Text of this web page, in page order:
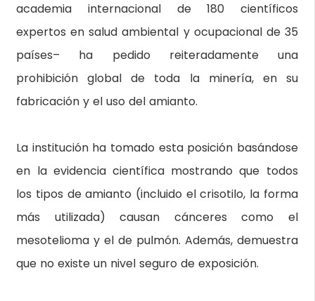
academia internacional de 180 científicos
expertos en salud ambiental y ocupacional de 35
países– ha pedido reiteradamente una
prohibición global de toda la minería, en su
fabricación y el uso del amianto.
La institución ha tomado esta posición basándose
en la evidencia científica mostrando que todos
los tipos de amianto (incluido el crisotilo, la forma
más utilizada) causan cánceres como el
mesotelioma y el de pulmón. Además, demuestra
que no existe un nivel seguro de exposición.